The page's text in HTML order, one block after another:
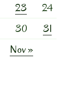
23
24
30
31
Nov »